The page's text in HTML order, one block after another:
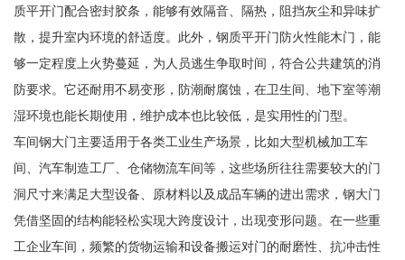
质平开门配合密封胶条，能够有效隔音、隔热，阻挡灰尘和异味扩
散，提升室内环境的舒适度。此外，钢质平开门防火性能木门，能
够一定程度上火势蔓延，为人员逃生争取时间，符合公共建筑的消
防要求。它还耐用不易变形，防潮耐腐蚀，在卫生间、地下室等潮
湿环境也能长期使用，维护成本也比较低，是实用性的门型。
车间钢大门主要适用于各类工业生产场景，比如大型机械加工车
间、汽车制造工厂、仓储物流车间等，这些场所往往需要较大的门
洞尺寸来满足大型设备、原材料以及成品车辆的进出需求，钢大门
凭借坚固的结构能轻松实现大跨度设计，出现变形问题。在一些重
工企业车间，频繁的货物运输和设备搬运对门的耐磨性、抗冲击性